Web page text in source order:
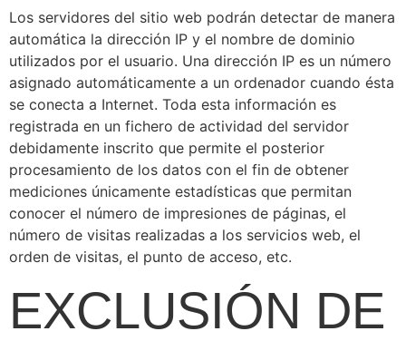
Los servidores del sitio web podrán detectar de manera
automática la dirección IP y el nombre de dominio
utilizados por el usuario. Una dirección IP es un número
asignado automáticamente a un ordenador cuando ésta
se conecta a Internet. Toda esta información es
registrada en un fichero de actividad del servidor
debidamente inscrito que permite el posterior
procesamiento de los datos con el fin de obtener
mediciones únicamente estadísticas que permitan
conocer el número de impresiones de páginas, el
número de visitas realizadas a los servicios web, el
orden de visitas, el punto de acceso, etc.
EXCLUSIÓN DE